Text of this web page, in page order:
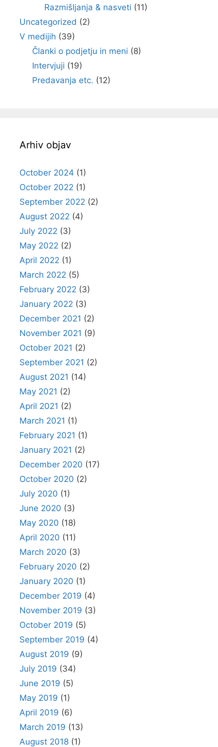
Razmišljanja & nasveti (11)
Uncategorized (2)
V medijih (39)
Članki o podjetju in meni (8)
Intervjuji (19)
Predavanja etc. (12)
Arhiv objav
October 2024 (1)
October 2022 (1)
September 2022 (2)
August 2022 (4)
July 2022 (3)
May 2022 (2)
April 2022 (1)
March 2022 (5)
February 2022 (3)
January 2022 (3)
December 2021 (2)
November 2021 (9)
October 2021 (2)
September 2021 (2)
August 2021 (14)
May 2021 (2)
April 2021 (2)
March 2021 (1)
February 2021 (1)
January 2021 (2)
December 2020 (17)
October 2020 (2)
July 2020 (1)
June 2020 (3)
May 2020 (18)
April 2020 (11)
March 2020 (3)
February 2020 (2)
January 2020 (1)
December 2019 (4)
November 2019 (3)
October 2019 (5)
September 2019 (4)
August 2019 (9)
July 2019 (34)
June 2019 (5)
May 2019 (1)
April 2019 (6)
March 2019 (13)
August 2018 (1)